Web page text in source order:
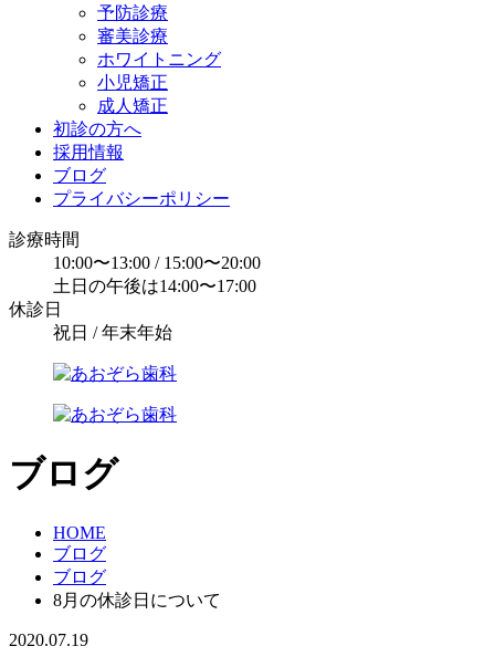
予防診療
審美診療
ホワイトニング
小児矯正
成人矯正
初診の方へ
採用情報
ブログ
プライバシーポリシー
診療時間
10:00〜13:00 / 15:00〜20:00
土日の午後は14:00〜17:00
休診日
祝日 / 年末年始
ブログ
HOME
ブログ
ブログ
8月の休診日について
2020.07.19